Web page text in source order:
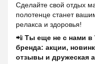
Сделайте свой отдых
полотенце станет
релакса и здоровья!
📲 Ты еще не с нами в
бренда: акции,
отзывы и дружеская